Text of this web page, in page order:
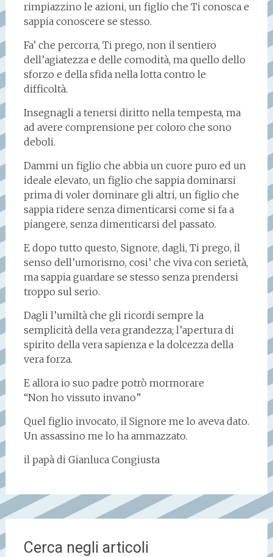
rimpiazzino le azioni, un figlio che Ti conosca e
sappia conoscere se stesso.
Fa’ che percorra, Ti prego, non il sentiero
dell’agiatezza e delle comodità, ma quello dello
sforzo e della sfida nella lotta contro le
difficoltà.
Insegnagli a tenersi diritto nella tempesta, ma
ad avere comprensione per coloro che sono
deboli.
Dammi un figlio che abbia un cuore puro ed un
ideale elevato, un figlio che sappia dominarsi
prima di voler dominare gli altri, un figlio che
sappia ridere senza dimenticarsi come si fa a
piangere, senza dimenticarsi del passato.
E dopo tutto questo, Signore, dagli, Ti prego, il
senso dell’umorismo, cosi’ che viva con serietà,
ma sappia guardare se stesso senza prendersi
troppo sul serio.
Dagli l’umiltà che gli ricordi sempre la
semplicità della vera grandezza; l’apertura di
spirito della vera sapienza e la dolcezza della
vera forza.
E allora io suo padre potrò mormorare
“Non ho vissuto invano”
Quel figlio invocato, il Signore me lo aveva dato.
Un assassino me lo ha ammazzato.
il papà di Gianluca Congiusta
Cerca negli articoli